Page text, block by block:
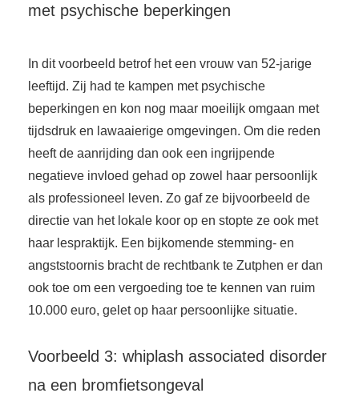
met psychische beperkingen
In dit voorbeeld betrof het een vrouw van 52-jarige
leeftijd. Zij had te kampen met psychische
beperkingen en kon nog maar moeilijk omgaan met
tijdsdruk en lawaaierige omgevingen. Om die reden
heeft de aanrijding dan ook een ingrijpende
negatieve invloed gehad op zowel haar persoonlijk
als professioneel leven. Zo gaf ze bijvoorbeeld de
directie van het lokale koor op en stopte ze ook met
haar lespraktijk. Een bijkomende stemming- en
angststoornis bracht de rechtbank te Zutphen er dan
ook toe om een vergoeding toe te kennen van ruim
10.000 euro, gelet op haar persoonlijke situatie.
Voorbeeld 3: whiplash associated disorder
na een bromfietsongeval